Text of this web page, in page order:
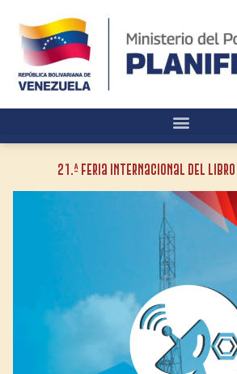
21.ª Feria Internacional del Libro